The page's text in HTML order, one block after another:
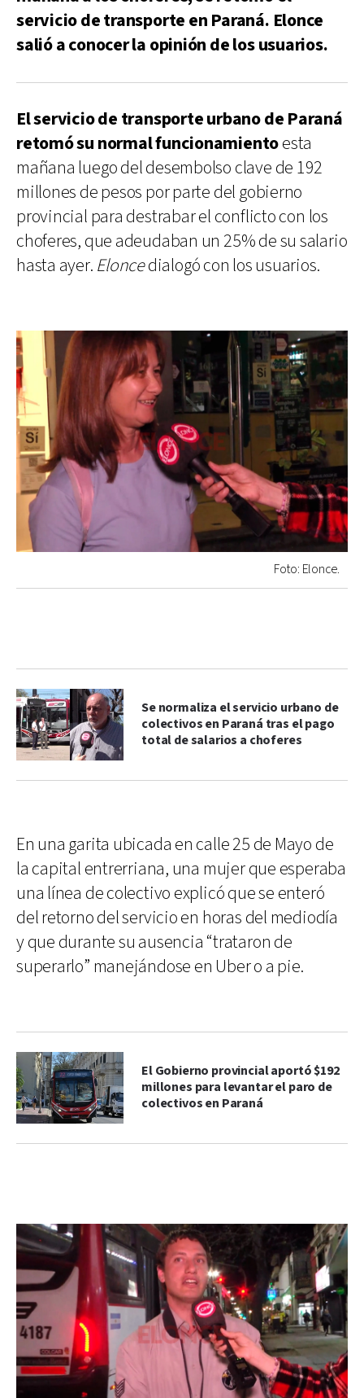
servicio de transporte en Paraná. Elonce
salió a conocer la opinión de los usuarios.
El servicio de transporte urbano de Paraná
retomó su normal funcionamientoesta
mañana luego del desembolso clave de 192
millones de pesos por parte del gobierno
provincial para destrabar el conflicto con los
choferes, que adeudaban un 25% de su salario
hasta ayer. Eloncedialogó con los usuarios.
Foto: Elonce.
Se normaliza el servicio urbano de
colectivos en Paraná tras el pago
total de salarios a choferes
En una garita ubicada en calle 25 de Mayo de
la capital entrerriana, una mujer que esperaba
una línea de colectivo explicó que se enteró
del retorno del servicio en horas del mediodía
y que durante su ausencia “trataron de
superarlo” manejándose en Uber o a pie.
El Gobierno provincial aportó $192
millones para levantar el paro de
colectivos en Paraná